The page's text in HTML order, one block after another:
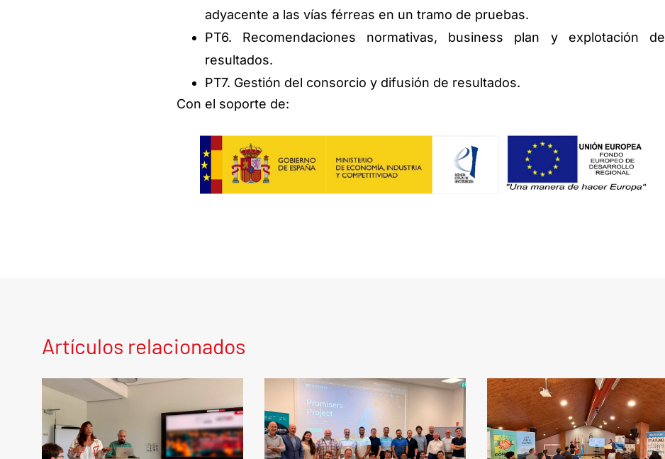
adyacente a las vías férreas en un tramo de pruebas.
PT6. Recomendaciones normativas, business plan y explotación de
resultados.
PT7. Gestión del consorcio y difusión de resultados.
Con el soporte de:
Artículos relacionados